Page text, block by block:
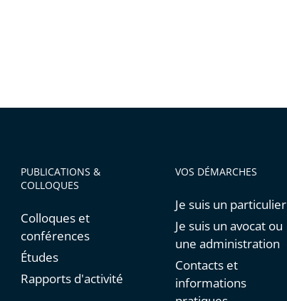
PUBLICATIONS &
COLLOQUES
Colloques et
conférences
Études
Rapports d'activité
VOS DÉMARCHES
Je suis un particulier
Je suis un avocat ou
une administration
Contacts et
informations